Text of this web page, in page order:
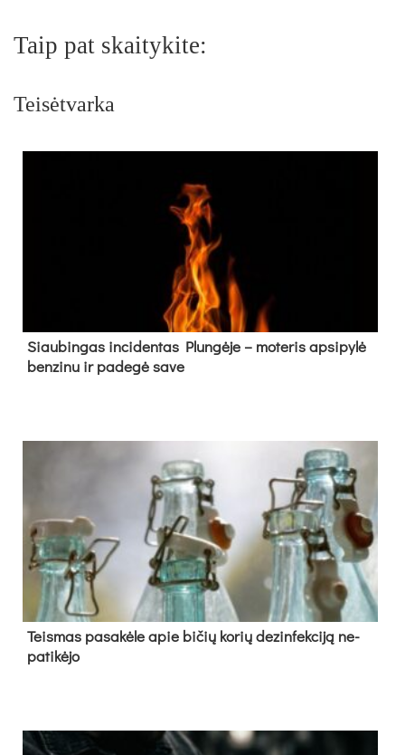
Taip pat skaitykite:
Teisėtvarka
Siau­bin­gas in­ci­den­tas Plun­gė­je – mo­te­ris ap­si­py­lė
ben­zi­nu ir pa­de­gė sa­ve
Teis­mas pa­sa­kė­le apie bi­čių ko­rių de­zin­fek­ci­ją ne­
pa­ti­kė­jo